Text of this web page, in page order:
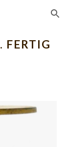
Skip to navigation
FERTIG